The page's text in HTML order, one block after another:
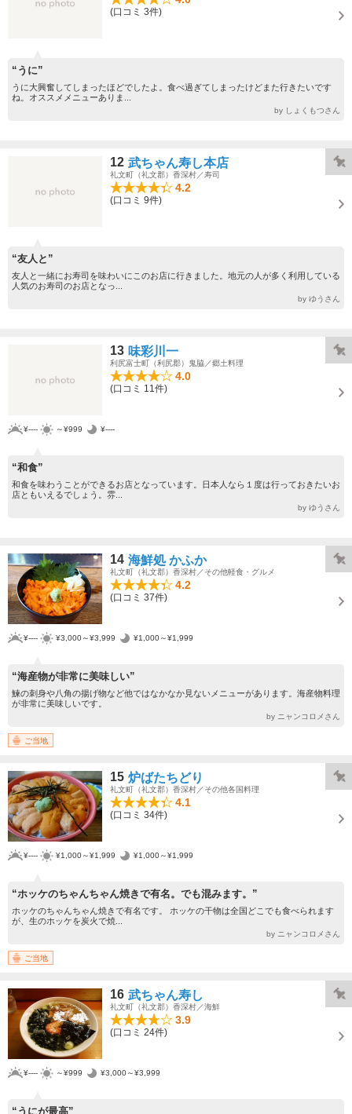
(口コミ 3件)
“うに”
うに大興奮してしまったほどでしたよ。食べ過ぎてしまったけどまた行きたいです
ね。オススメメニューありま...
by しょくもつさん
12 武ちゃん寿し本店
礼文町（礼文郡）香深村／寿司
4.2
(口コミ 9件)
“友人と”
友人と一緒にお寿司を味わいにこのお店に行きました。地元の人が多く利用している
人気のお寿司のお店となっ...
by ゆうさん
13 味彩川一
利尻富士町（利尻郡）鬼脇／郷土料理
4.0
(口コミ 11件)
¥---- ～¥999 ¥----
“和食”
和食を味わうことができるお店となっています。日本人なら１度は行っておきたいお
店ともいえるでしょう。雰...
by ゆうさん
14 海鮮処 かふか
礼文町（礼文郡）香深村／その他軽食・グルメ
4.2
(口コミ 37件)
¥---- ¥3,000～¥3,999 ¥1,000～¥1,999
“海産物が非常に美味しい”
鰊の刺身や八角の揚げ物など他ではなかなか見ないメニューがあります。海産物料理
が非常に美味しいです。
by ニャンコロメさん
ご当地
15 炉ばたちどり
礼文町（礼文郡）香深村／その他各国料理
4.1
(口コミ 34件)
¥---- ¥1,000～¥1,999 ¥1,000～¥1,999
“ホッケのちゃんちゃん焼きで有名。でも混みます。”
ホッケのちゃんちゃん焼きで有名です。 ホッケの干物は全国どこでも食べられます
が、生のホッケを炭火で焼...
by ニャンコロメさん
ご当地
16 武ちゃん寿し
礼文町（礼文郡）香深村／海鮮
3.9
(口コミ 24件)
¥---- ～¥999 ¥3,000～¥3,999
“うにが最高”